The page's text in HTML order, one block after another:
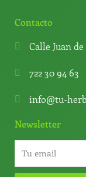
Contacto
Calle Juan de
722 30 94 63
info@tu-
Newsletter